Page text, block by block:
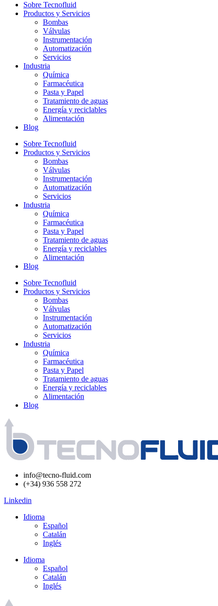
Sobre Tecnofluid
Productos y Servicios
Bombas
Válvulas
Instrumentación
Automatización
Servicios
Industria
Química
Farmacéutica
Pasta y Papel
Tratamiento de aguas
Energía y reciclables
Alimentación
Blog
Sobre Tecnofluid
Productos y Servicios
Bombas
Válvulas
Instrumentación
Automatización
Servicios
Industria
Química
Farmacéutica
Pasta y Papel
Tratamiento de aguas
Energía y reciclables
Alimentación
Blog
Sobre Tecnofluid
Productos y Servicios
Bombas
Válvulas
Instrumentación
Automatización
Servicios
Industria
Química
Farmacéutica
Pasta y Papel
Tratamiento de aguas
Energía y reciclables
Alimentación
Blog
info@tecno-fluid.com
(+34) 936 558 272
Linkedin
Idioma
Español
Catalán
Inglés
Idioma
Español
Catalán
Inglés